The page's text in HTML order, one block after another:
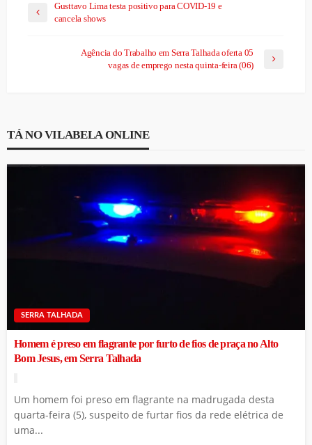
Gusttavo Lima testa positivo para COVID-19 e
cancela shows
Agência do Trabalho em Serra Talhada oferta 05
vagas de emprego nesta quinta-feira (06)
TÁ NO VILABELA ONLINE
SERRA TALHADA
Homem é preso em flagrante por furto de fios de praça no Alto
Bom Jesus, em Serra Talhada
Um homem foi preso em flagrante na madrugada desta
quarta-feira (5), suspeito de furtar fios da rede elétrica de
uma...